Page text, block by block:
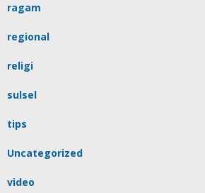
ragam
regional
religi
sulsel
tips
Uncategorized
video